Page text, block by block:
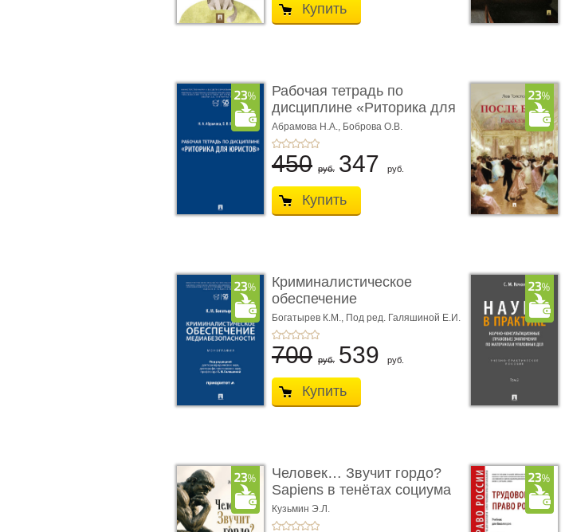
Купить
Рабочая тетрадь по
дисциплине «Риторика для
ю� ...
Абрамова Н.А., Боброва О.В.
450 руб. 347 руб.
Купить
Криминалистическое
обеспечение
медиабезопас� ...
Богатырев К.М., Под ред. Галяшиной Е.И.
700 руб. 539 руб.
Купить
Человек… Звучит гордо?
Sapiens в тенётах социума
� ...
Кузьмин Э.Л.